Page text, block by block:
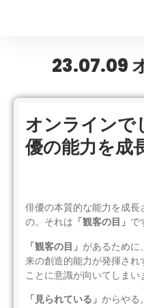
23.07.09
オンラインで
優の能力を成
俳優の本質的な能力を成長
の。それは 「観客の目」 で
「観客の目」 があるために
来の創造的能力が発揮され
ことに意識が向いてしまい
「見られている」 からやる。